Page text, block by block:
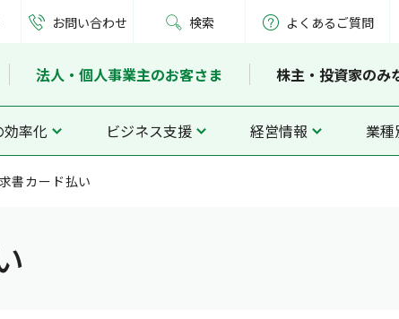
お問い合わせ 検索 よくあるご質問
法人・個人事業主のお客さま 株主・投資家のみ
率化 ビジネス支援 経営情報 業種
書カード払い